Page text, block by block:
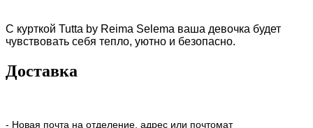
С курткой Tutta by Reima Selema ваша девочка будет
чувствовать себя тепло, уютно и безопасно.
Доставка
- Новая почта на отделение, адрес или почтомат